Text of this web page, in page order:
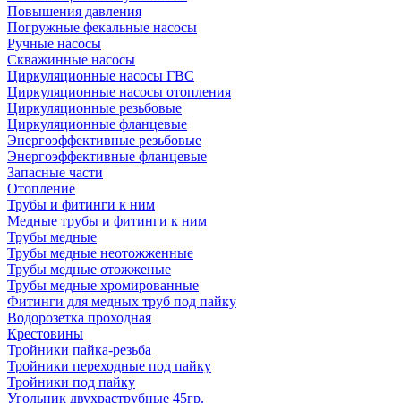
Повышения давления
Погружные фекальные насосы
Ручные насосы
Скважинные насосы
Циркуляционные насосы ГВС
Циркуляционные насосы отопления
Циркуляционные резьбовые
Циркуляционные фланцевые
Энергоэффективные резьбовые
Энергоэффективные фланцевые
Запасные части
Отопление
Трубы и фитинги к ним
Медные трубы и фитинги к ним
Трубы медные
Трубы медные неотожженные
Трубы медные отожженые
Трубы медные хромированные
Фитинги для медных труб под пайку
Водорозетка проходная
Крестовины
Тройники пайка-резьба
Тройники переходные под пайку
Тройники под пайку
Угольник двухраструбные 45гр.